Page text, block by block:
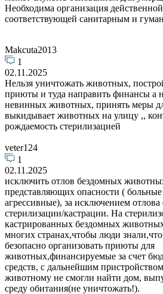
Необходима организация
соответствующей санитарным и
Makcuta2013
1
02.11.2025
Нельзя уничтожать животных,
приюты и туда направить финансы а
невинных животных, принять меры
выкидывает животных на улицу ,,
рождаемость стерилизацией
veter124
1
02.11.2025
исключить отлов бездомных
представляющих опасности (
агрессивные), за исключением
стерилизации/кастрации. На
кастрированных бездомных
многих странах,чтобы люди
безопасно организовать приюты для
животных,финансируемые за счет
средств, с дальнейшим
животному не смогли найти дом,
среду обитания(не уничтожать!).